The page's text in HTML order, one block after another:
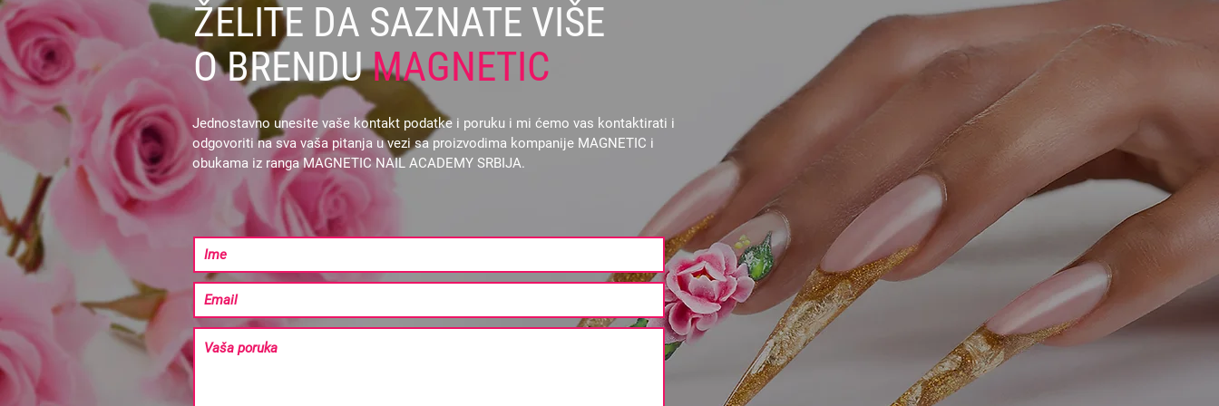
ŽELITE DA SAZNATE VIŠE
O BRENDUMAGNETIC
Jednostavno unesite vaše kontakt podatke i poruku i mi ćemo vas kontaktirati i
odgovoriti na sva vaša pitanja u vezi sa proizvodima kompanije MAGNETIC i
obukama iz ranga MAGNETIC NAIL ACADEMY SRBIJA.